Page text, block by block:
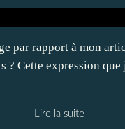
par rapport à mon
Cette expression
Lire la suite